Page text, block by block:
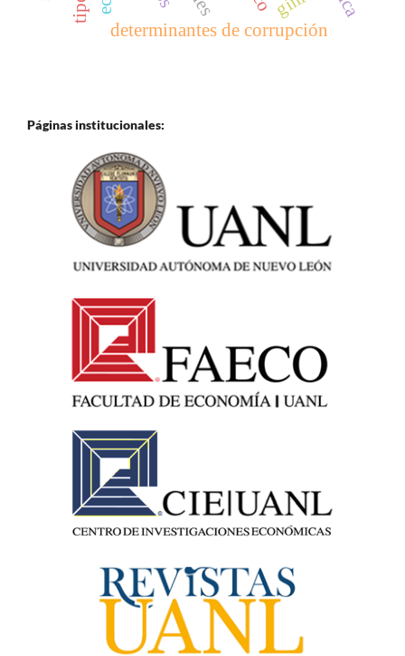
determinantes de corrupción
Páginas institucionales: